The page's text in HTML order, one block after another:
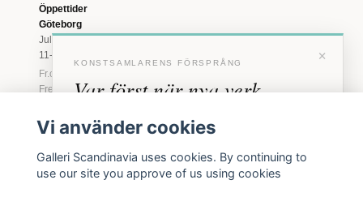
Öppettider
Göteborg
Juli: Tis 11-18 · Lör
11-16
Fr.o.m. augusti: Tis-
Fre 11-18 · Lör 11-
Marstrand
2026
Tis-Fre 11-18 ·
×
KONSTSAMLARENS FÖRSPRÅNG
Var först när nya verk
anländer
inbjudningar till vernissage, innan vi annonserar
offentligt.
Vi använder cookies
Galleri Scandinavia uses cookies. By continuing to
use our site you approve of us using cookies